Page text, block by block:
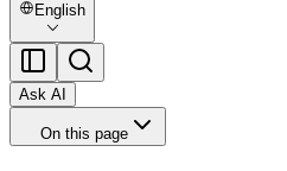
English
Ask AI
On this page